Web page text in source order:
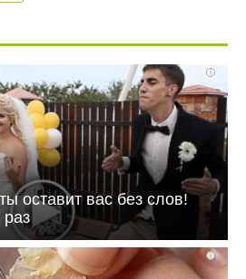
i
оставит вас без слов!
i